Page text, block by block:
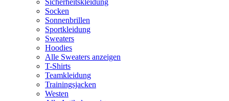
Sicherheitskleidung
Socken
Sonnenbrillen
Sportkleidung
Sweaters
Hoodies
Alle Sweaters anzeigen
T-Shirts
Teamkleidung
Trainingsjacken
Westen